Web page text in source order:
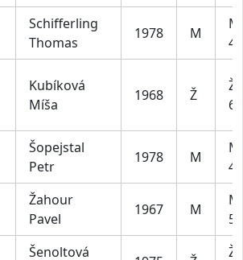
Schifferling
Thomas
1978 M
Kubíková
Míša
1968 Ž
Šopejstal
Petr
1978 M
Žahour
Pavel
1967 M
Šenoltová